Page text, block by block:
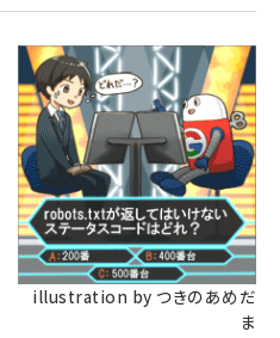
illustration by つきのあめだ
ま